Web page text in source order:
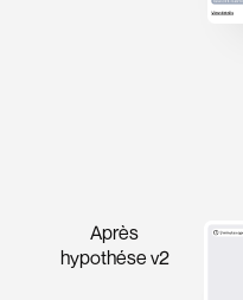
Après
hypothése v2